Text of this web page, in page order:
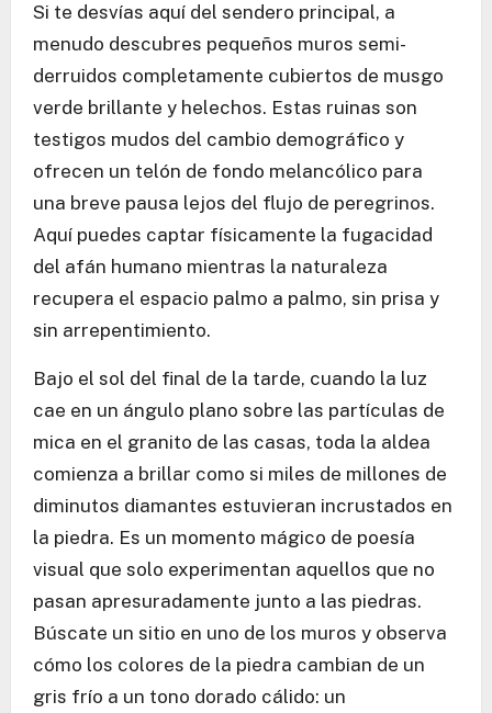
Si te desvías aquí del sendero principal, a
menudo descubres pequeños muros semi-
derruidos completamente cubiertos de musgo
verde brillante y helechos. Estas ruinas son
testigos mudos del cambio demográfico y
ofrecen un telón de fondo melancólico para
una breve pausa lejos del flujo de peregrinos.
Aquí puedes captar físicamente la fugacidad
del afán humano mientras la naturaleza
recupera el espacio palmo a palmo, sin prisa y
sin arrepentimiento.
Bajo el sol del final de la tarde, cuando la luz
cae en un ángulo plano sobre las partículas de
mica en el granito de las casas, toda la aldea
comienza a brillar como si miles de millones de
diminutos diamantes estuvieran incrustados en
la piedra. Es un momento mágico de poesía
visual que solo experimentan aquellos que no
pasan apresuradamente junto a las piedras.
Búscate un sitio en uno de los muros y observa
cómo los colores de la piedra cambian de un
gris frío a un tono dorado cálido: un